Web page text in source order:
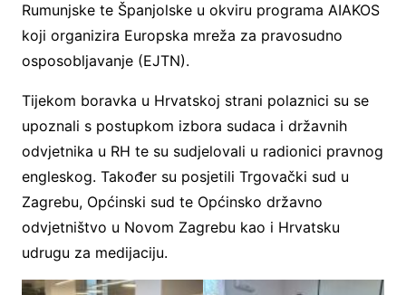
Rumunjske te Španjolske u okviru programa AIAKOS
koji organizira Europska mreža za pravosudno
osposobljavanje (EJTN).
Tijekom boravka u Hrvatskoj strani polaznici su se
upoznali s postupkom izbora sudaca i državnih
odvjetnika u RH te su sudjelovali u radionici pravnog
engleskog. Također su posjetili Trgovački sud u
Zagrebu, Općinski sud te Općinsko državno
odvjetništvo u Novom Zagrebu kao i Hrvatsku
udrugu za medijaciju.